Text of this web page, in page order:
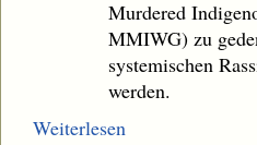
Murdered
MMIWG) zu
systemischen
werden.
Weiterlesen